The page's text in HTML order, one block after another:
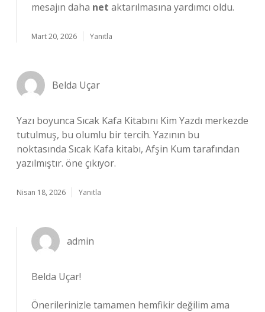
mesajın daha net aktarılmasına yardımcı oldu.
Mart 20, 2026 Yanıtla
Belda Uçar
Yazı boyunca Sıcak Kafa Kitabını Kim Yazdı merkezde
tutulmuş, bu olumlu bir tercih. Yazının bu
noktasında Sıcak Kafa kitabı, Afşin Kum tarafından
yazılmıştır. öne çıkıyor.
Nisan 18, 2026 Yanıtla
admin
Belda Uçar!
Önerilerinizle tamamen hemfikir değilim ama